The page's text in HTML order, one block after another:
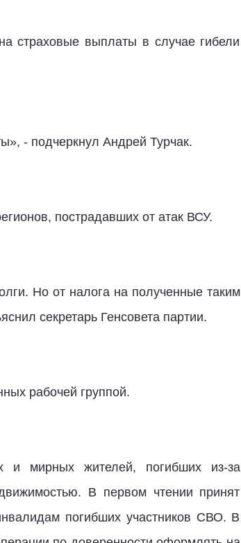
страховые выплаты в случае гибели
- подчеркнул Андрей Турчак.
пострадавших от атак ВСУ.
Но от налога на полученные таким
секретарь Генсовета партии.
рабочей группой.
и мирных жителей, погибших из-за
В первом чтении принят
погибших участников СВО. В